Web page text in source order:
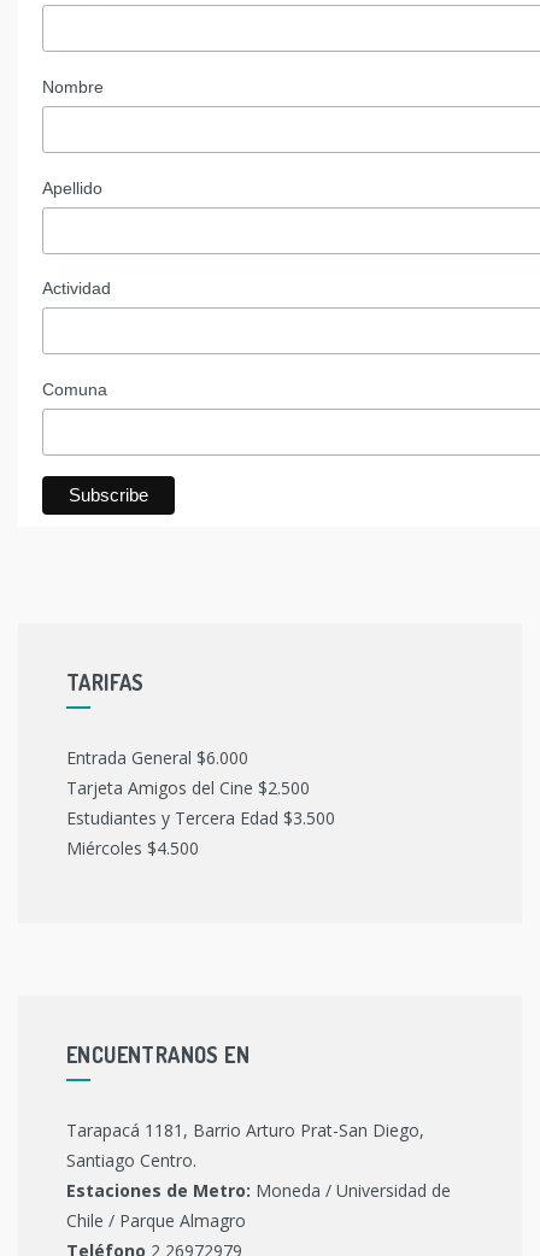
Nombre
Apellido
Actividad
Comuna
TARIFAS
Entrada General $6.000
Tarjeta Amigos del Cine $2.500
Estudiantes y Tercera Edad $3.500
Miércoles $4.500
ENCUENTRANOS EN
Tarapacá 1181, Barrio Arturo Prat-San Diego,
Santiago Centro.
Estaciones de Metro: Moneda / Universidad de
Chile / Parque Almagro
Teléfono 2 26972979